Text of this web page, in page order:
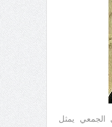
الجمعي يمثل